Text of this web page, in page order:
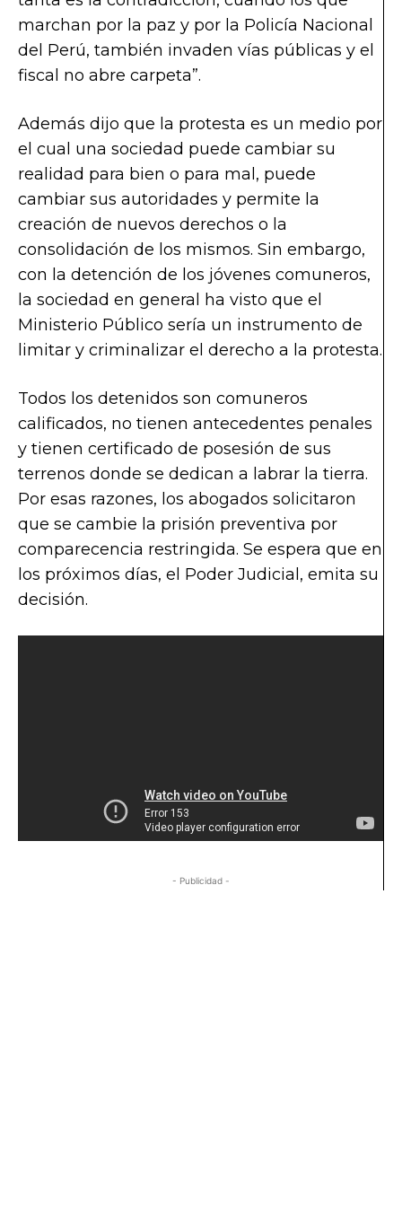
marchan por la paz y por la Policía Nacional
del Perú, también invaden vías públicas y el
fiscal no abre carpeta”.
Además dijo que la protesta es un medio por
el cual una sociedad puede cambiar su
realidad para bien o para mal, puede
cambiar sus autoridades y permite la
creación de nuevos derechos o la
consolidación de los mismos. Sin embargo,
con la detención de los jóvenes comuneros,
la sociedad en general ha visto que el
Ministerio Público sería un instrumento de
limitar y criminalizar el derecho a la protesta.
Todos los detenidos son comuneros
calificados, no tienen antecedentes penales
y tienen certificado de posesión de sus
terrenos donde se dedican a labrar la tierra.
Por esas razones, los abogados solicitaron
que se cambie la prisión preventiva por
comparecencia restringida. Se espera que en
los próximos días, el Poder Judicial, emita su
decisión.
- Publicidad -